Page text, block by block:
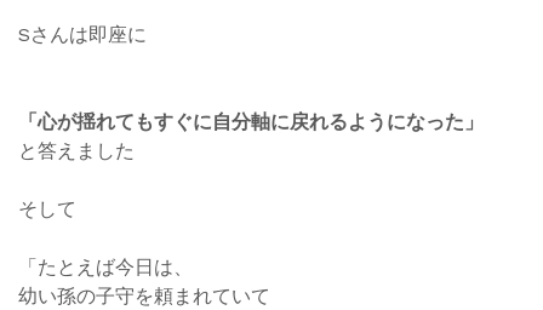
Sさんは即座に
「心が揺れてもすぐに自分軸に戻れるようになった」
と答えました
そして
「たとえば今日は、
幼い孫の子守を頼まれていて